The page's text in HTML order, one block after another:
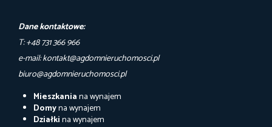
Dane kontaktowe:
T: +48 731 366 966
e-mail: kontakt@agdomnieruchomosci.pl
biuro@agdomnieruchomosci.pl
Mieszkaniana wynajem
Domyna wynajem
Działkina wynajem